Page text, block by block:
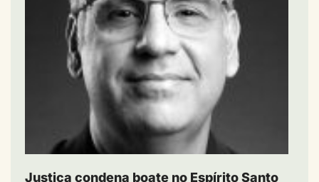
Justiça condena boate no Espírito Santo